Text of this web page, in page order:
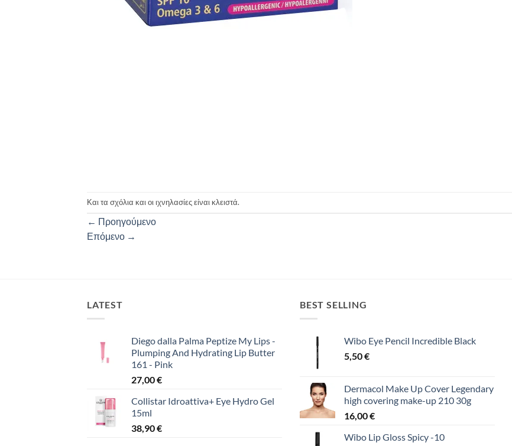
Και τα σχόλια και οι ιχνηλασίες είναι κλειστά.
← Προηγούμενο
Επόμενο →
LATEST
Diego dalla Palma Peptize My Lips -
Plumping And Hydrating Lip Butter
161 - Pink
27,00€
Collistar Idroattiva+ Eye Hydro Gel
15ml
38,90€
BEST SELLING
Wibo Eye Pencil Incredible Black
5,50€
Dermacol Make Up Cover Legendary
high covering make-up 210 30g
16,00€
Wibo Lip Gloss Spicy -10